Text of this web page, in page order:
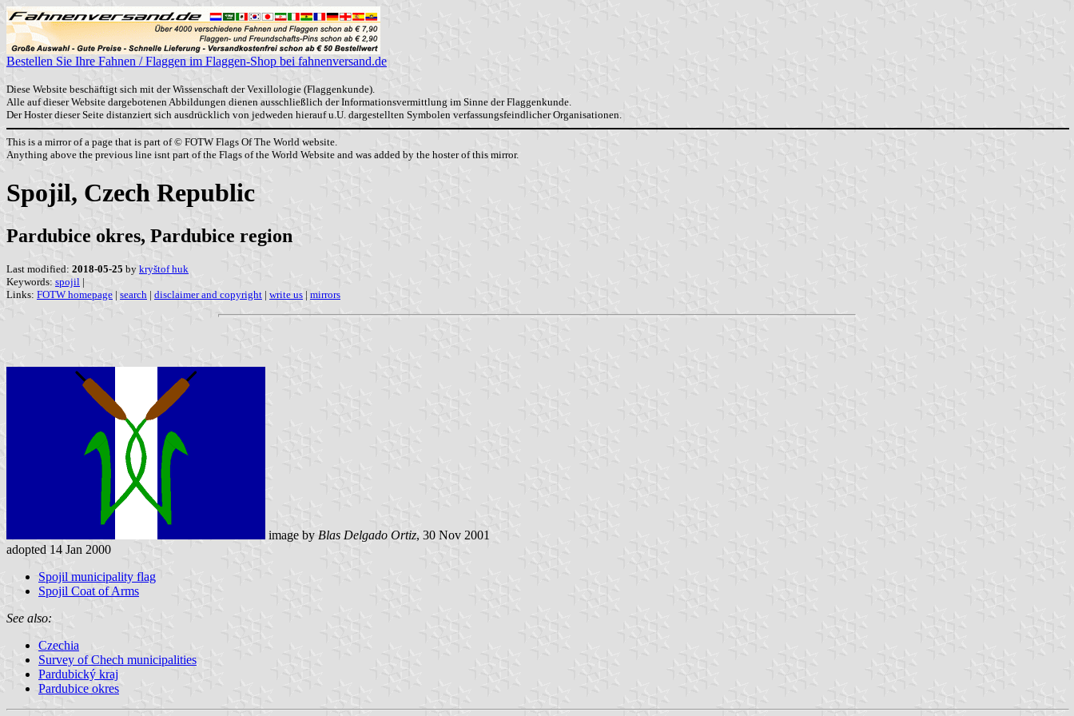
Bestellen Sie Ihre Fahnen / Flaggen im Flaggen-Shop bei fahnenversand.de
Diese Website beschäftigt sich mit der Wissenschaft der Vexillologie (Flaggenkunde).
Alle auf dieser Website dargebotenen Abbildungen dienen ausschließlich der Informationsvermittlung im Sinne der Flaggenkunde.
Der Hoster dieser Seite distanziert sich ausdrücklich von jedweden hierauf u.U. dargestellten Symbolen verfassungsfeindlicher Organisationen.
This is a mirror of a page that is part of © FOTW Flags Of The World website.
Anything above the previous line isnt part of the Flags of the World Website and was added by the hoster of this mirror.
Spojil, Czech Republic
Pardubice okres, Pardubice region
Last modified: 2018-05-25 by kryštof huk
Keywords: spojil |
Links: FOTW homepage | search | disclaimer and copyright | write us | mirrors
image by Blas Delgado Ortiz, 30 Nov 2001
adopted 14 Jan 2000
Spojil municipality flag
Spojil Coat of Arms
See also:
Czechia
Survey of Chech municipalities
Pardubický kraj
Pardubice okres